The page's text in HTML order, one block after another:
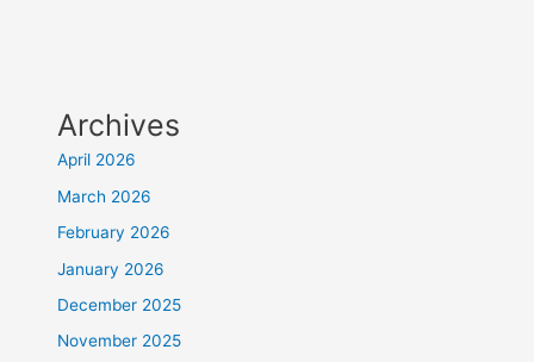
Archives
April 2026
March 2026
February 2026
January 2026
December 2025
November 2025